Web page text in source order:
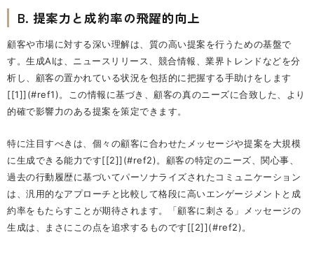
B. 提案力と成約率の飛躍的向上
顧客や市場に対する深い理解は、質の高い提案を行うための基盤で
す。生成AIは、ニュースリリース、競合情報、業界トレンドなどを分
析し、顧客の置かれている状況を包括的に把握する手助けをします
[[1]](#ref1)。この情報に基づき、顧客の真のニーズに合致した、より
的確で影響力のある提案を策定できます。
特に注目すべきは、個々の顧客に合わせたメッセージや提案を大規模
に生成できる能力です[[2]](#ref2)。顧客の特定のニーズ、関心事、
過去の行動履歴に基づいてパーソナライズされたコミュニケーション
は、汎用的なアプローチと比較して格段に高いエンゲージメントと成
約率をもたらすことが期待されます。「顧客に刺さる」メッセージの
生成は、まさにこの点を追求するものです[[2]](#ref2)。